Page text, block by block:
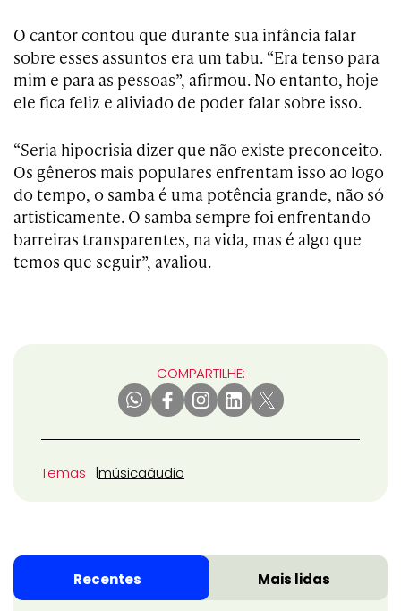
O cantor contou que durante sua infância falar
sobre esses assuntos era um tabu. “Era tenso para
mim e para as pessoas”, afirmou. No entanto, hoje
ele fica feliz e aliviado de poder falar sobre isso.
“Seria hipocrisia dizer que não existe preconceito.
Os gêneros mais populares enfrentam isso ao logo
do tempo, o samba é uma potência grande, não só
artisticamente. O samba sempre foi enfrentando
barreiras transparentes, na vida, mas é algo que
temos que seguir”, avaliou.
COMPARTILHE:
Temas músicaáudio
Recentes Mais lidas